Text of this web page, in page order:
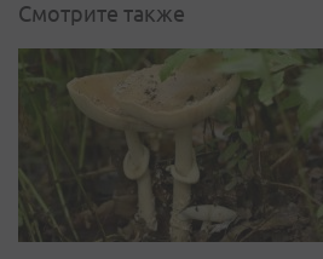
Смотрите также